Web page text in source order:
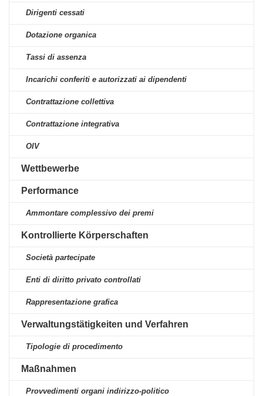
Dirigenti cessati
Dotazione organica
Tassi di assenza
Incarichi conferiti e autorizzati ai dipendenti
Contrattazione collettiva
Contrattazione integrativa
OIV
Wettbewerbe
Performance
Ammontare complessivo dei premi
Kontrollierte Körperschaften
Società partecipate
Enti di diritto privato controllati
Rappresentazione grafica
Verwaltungstätigkeiten und Verfahren
Tipologie di procedimento
Maßnahmen
Provvedimenti organi indirizzo-politico